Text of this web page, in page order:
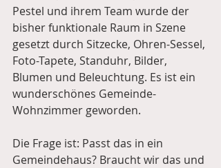
Pestel und ihrem Team wurde der
bisher funktionale Raum in Szene
gesetzt durch Sitzecke, Ohren-Sessel,
Foto-Tapete, Standuhr, Bilder,
Blumen und Beleuchtung. Es ist ein
wunderschönes Gemeinde-
Wohnzimmer geworden.
Die Frage ist: Passt das in ein
Gemeindehaus? Braucht wir das und